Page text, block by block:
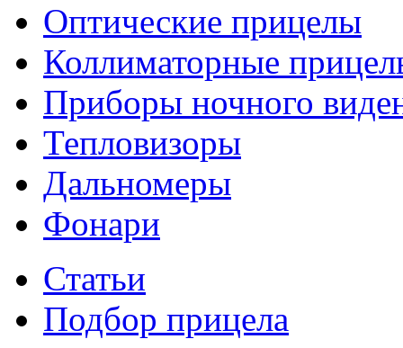
Оптические прицелы
Коллиматорные
Приборы ночного
Тепловизоры
Дальномеры
Фонари
Статьи
Подбор прицела